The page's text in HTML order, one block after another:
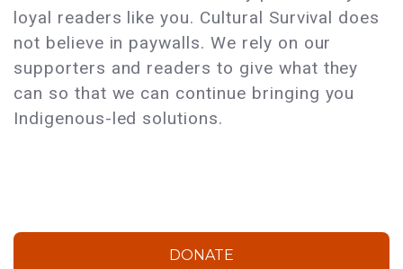
loyal readers like you. Cultural Survival does
not believe in paywalls. We rely on our
supporters and readers to give what they
can so that we can continue bringing you
Indigenous-led solutions.
DONATE